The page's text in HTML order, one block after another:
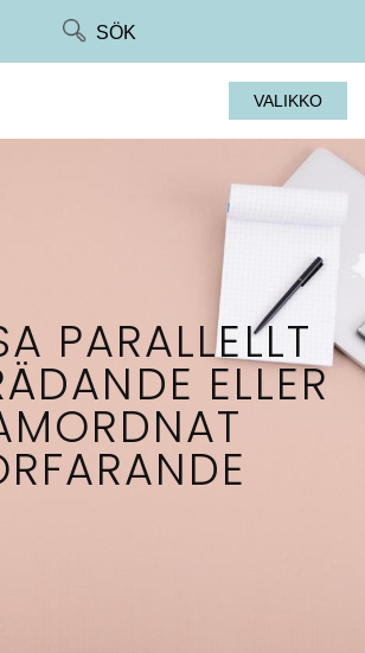
SÖK
VALIKKO
PARALLELLT
ELLER